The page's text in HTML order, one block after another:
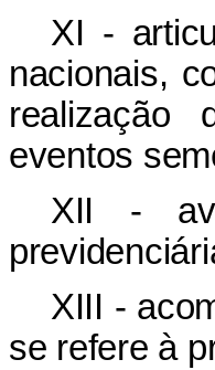
XI -
nacionais,
realização
eventos
XII -
XIII -
se refere à